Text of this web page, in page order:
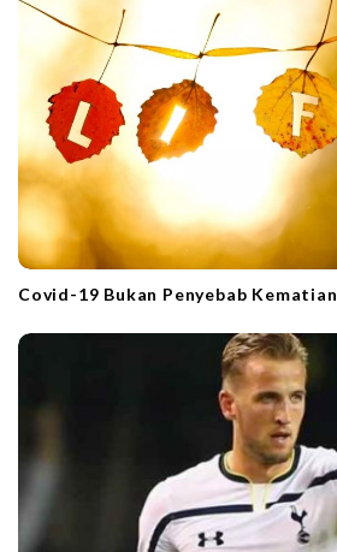
Covid-19 Bukan Penyebab Kematian